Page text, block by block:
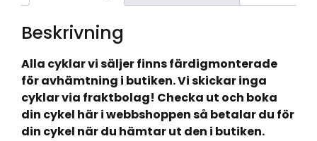
Beskrivning
Alla cyklar vi säljer finns färdigmonterade
för avhämtning i butiken. Vi skickar inga
cyklar via fraktbolag! Checka ut och boka
din cykel här i webbshoppen så betalar du för
din cykel när du hämtar ut den i butiken.